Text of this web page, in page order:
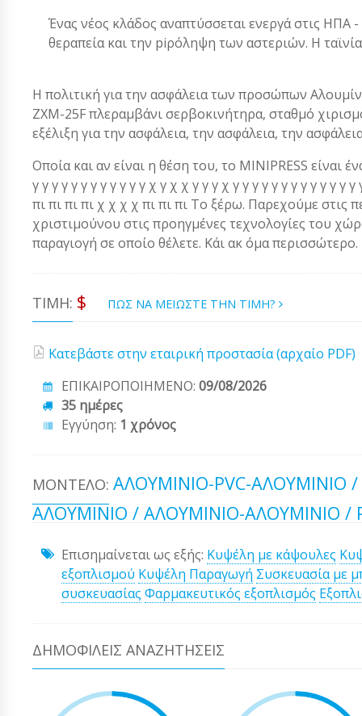
Ένας νέος κλάδος αναπτύσσεται ενεργά στις ΗΠΑ -
θεραπεία και την piρόληψη των αστεριών. Η
Η πολιτική για την ασφάλεια των προσώπων
ZXM-25F πλεραμβάνι σερβοκινήτηρα, σταθμό
εξέλιξη για την ασφάλεια, την ασφάλεια, την
Οποία και αν είναι η θέση του, το MINIPRESS είναι
γ γ γ γ γ γ γ γ γ γ γ γ χ γ χ χ γ γ γ χ γ γ γ γ γ γ γ γ γ γ
πι πι πι πι χ χ χ χ πι πι πι Το ξέρω. Παρεχούμε στις
χριστιμούνου στις προηγμένες τεχνολογίες του
παραγιογή σε οποίο θέλετε. Κάι ακ όμα περισσώτερο.
ΤΙΜΉ: $ ΠΩΣ ΝΑ ΜΕΙΩΣΤΕ ΤΗΝ ΤΙΜΗ?
Κατεβάστε στην εταιρική προστασία (αρχαίο PDF)
ΕΠΙΚΑΙΡΟΠΟΙΗΜΕΝΟ: 09/08/2026
35 ημέρες
Εγγύηση: 1 χρόνος
ΜΟΝΤΈΛΟ: ΑΛΟΥΜΊΝΙΟ-PVC-ΑΛΟΥΜΊΝΙΟ
ΑΛΟΥΜΊΝΙΟ / ΑΛΟΥΜΊΝΙΟ-ΑΛΟΥΜΊΝΙΟ /
Επισημαίνεται ως εξής: Κυψέλη με κάψουλες
εξοπλισμού Κυψέλη Παραγωγή Συσκευασία με
συσκευασίας Φαρμακευτικός εξοπλισμός
ΔΗΜΟΦΙΛΕΊΣ ΑΝΑΖΗΤΉΣΕΙΣ